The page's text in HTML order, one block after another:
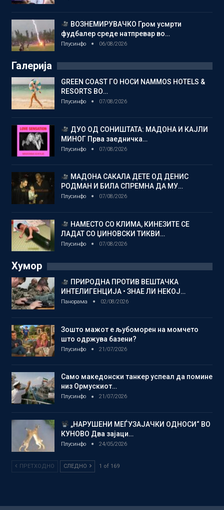
ВОЗНЕМИРУВАЧКО Гром усмрти
фудбалер среде натпревар во…
Плусинфо 06/08/2026
Галерија
GREEN COAST ГО НОСИ NAMMOS HOTELS &
RESORTS ВО…
Плусинфо 07/08/2026
ДУО ОД СОНИШТАТА: МАДОНА И КАЈЛИ
МИНОГ Прва заедничка…
Плусинфо 07/08/2026
МАДОНА САКАЛА ДЕТЕ ОД ДЕНИС
РОДМАН И БИЛА СПРЕМНА ДА МУ…
Плусинфо 07/08/2026
НАМЕСТО СО КЛИМА, КИНЕЗИТЕ СЕ
ЛАДАТ СО ЏИНОВСКИ ТИКВИ…
Плусинфо 07/08/2026
Хумор
ПРИРОДНА ПРОТИВ ВЕШТАЧКА
ИНТЕЛИГЕНЦИЈА • ЗНАЕ ЛИ НЕКОЈ…
Панорама 02/08/2026
Зошто мажот е љубоморен на момчето
што одржува базени?
Плусинфо 21/07/2026
Само македонски танкер успеал да помине
низ Ормускиот…
Плусинфо 21/07/2026
„НАРУШЕНИ МЕЃУЗАЈАЧКИ ОДНОСИ“ ВО
КУНОВО Два зајаци…
Плусинфо 24/05/2026
ПРЕТХОДНО СЛЕДНО 1 of 169